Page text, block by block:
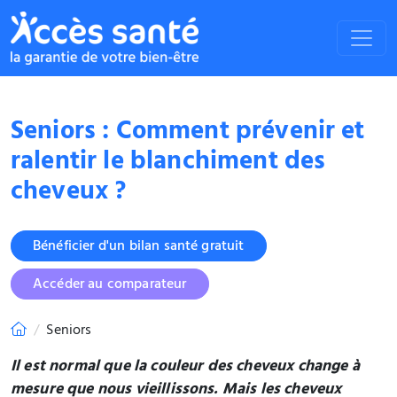
Seniors : Comment prévenir et
ralentir le blanchiment des
cheveux ?
Bénéficier d'un bilan santé gratuit
Accéder au comparateur
Seniors
Il est normal que la couleur des cheveux change à
mesure que nous vieillissons. Mais les cheveux